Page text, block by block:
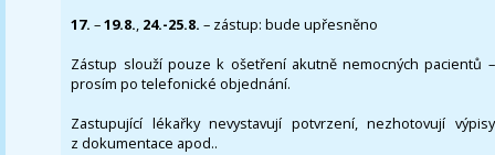
17. –19.8., 24.-25.8. – zástup: bude upřesněno
Zástup slouží pouze k ošetření akutně nemocných pacientů –
prosím po telefonické objednání.
Zastupující lékařky nevystavují potvrzení, nezhotovují výpisy
z dokumentace apod..